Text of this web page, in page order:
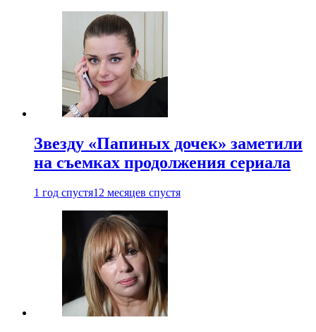
Звезду «Папиных дочек» заметили
на съемках продолжения сериала
1 год спустя12 месяцев спустя